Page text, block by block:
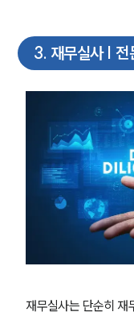
3. 재무실사 | 전
재무실사는 단순히 재